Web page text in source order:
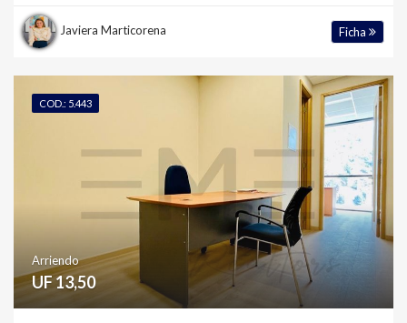
Javiera Marticorena Ficha
COD.: 5.443
Arriendo
UF 13,50